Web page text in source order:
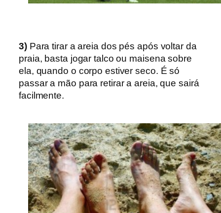
3)Para tirar a areia dos pés após voltar da
praia, basta jogar talco ou maisena sobre
ela, quando o corpo estiver seco. É só
passar a mão para retirar a areia, que sairá
facilmente.